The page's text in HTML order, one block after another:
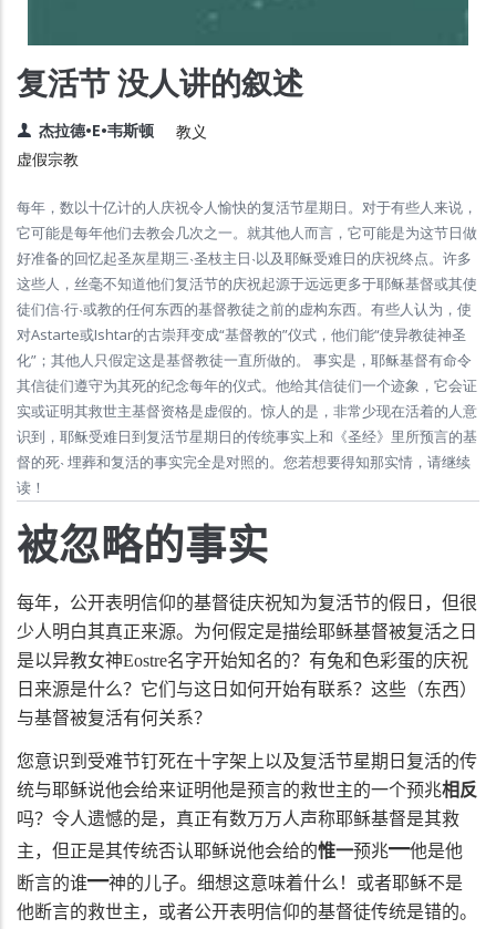
复活节 没人讲的叙述
杰拉德•E•韦斯顿
教义
虚假宗教
每年，数以十亿计的人庆祝令人愉快的复活节星期日。对于有些人来说，
它可能是每年他们去教会几次之一。就其他人而言，它可能是为这节日做
好准备的回忆起圣灰星期三˴圣枝主日˴以及耶稣受难日的庆祝终点。许多
这些人，丝毫不知道他们复活节的庆祝起源于远远更多于耶稣基督或其使
徒们信˴行˴或教的任何东西的基督教徒之前的虚构东西。有些人认为，使
对Astarte或Ishtar的古崇拜变成“基督教的”仪式，他们能“使异教徒神圣
化”；其他人只假定这是基督教徒一直所做的。 事实是，耶稣基督有命令
其信徒们遵守为其死的纪念每年的仪式。他给其信徒们一个迹象，它会证
实或证明其救世主基督资格是虚假的。惊人的是，非常少现在活着的人意
识到，耶稣受难日到复活节星期日的传统事实上和《圣经》里所预言的基
督的死˴ 埋葬和复活的事实完全是对照的。您若想要得知那实情，请继续
读！
被忽略的事实
每年，公开表明信仰的基督徒庆祝知为复活节的假日，但很
少人明白其真正来源。为何假定是描绘耶稣基督被复活之日
是以异教女神Eostre名字开始知名的？有兔和色彩蛋的庆祝
日来源是什么？它们与这日如何开始有联系？这些（东西）
与基督被复活有何关系？
您意识到受难节钉死在十字架上以及复活节星期日复活的传
统与耶稣说他会给来证明他是预言的救世主的一个预兆相反
吗？令人遗憾的是，真正有数万万人声称耶稣基督是其救
主，但正是其传统否认耶稣说他会给的惟一预兆━他是他
断言的谁━神的儿子。细想这意味着什么！或者耶稣不是
他断言的救世主，或者公开表明信仰的基督徒传统是错的。